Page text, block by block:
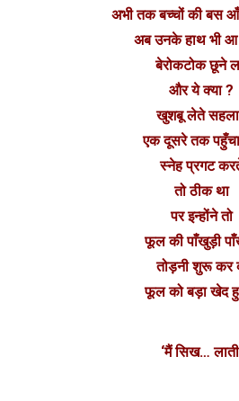
अभी तक बच्चों की बस
अब उनके हाथ भी
बेरोकटोक छूने
और ये क्या ?
खुशबू लेते
एक दूसरे तक
स्नेह प्रगट
तो ठीक था
पर इन्होंने तो
फूल की पाँखुड़ी
तोड़नी शुरू कर
फूल को बड़ा खेद
‘मैं सिख…